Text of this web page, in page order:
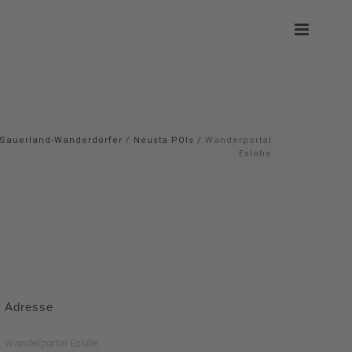
Sauerland-Wanderdörfer / Neusta POIs / Wanderportal
Eslohe
Adresse
Wanderportal Eslohe